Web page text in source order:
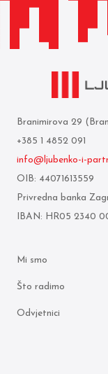
Branimirova 29
+385 1 4852 091
info@ljubenko-i-
OIB: 44071613559
Privredna banka
IBAN: HR05 2340
Mi smo
Što radimo
Odvjetnici